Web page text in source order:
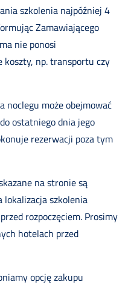
szkolenia najpóźniej 4
Zamawiającego
nie ponosi
koszty, np. transportu czy
noclegu może obejmować
ostatniego dnia jego
rezerwacji poza tym
na stronie są
lokalizacja szkolenia
rozpoczęciem. Prosimy
hotelach przed
opcję zakupu